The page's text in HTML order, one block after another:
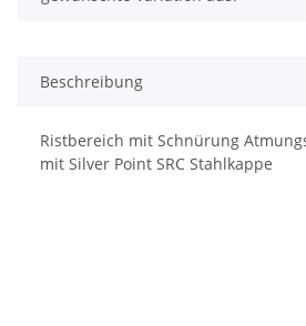
Beschreibung
Ristbereich mit Schnürung
mit Silver Point SRC Stahlkappe